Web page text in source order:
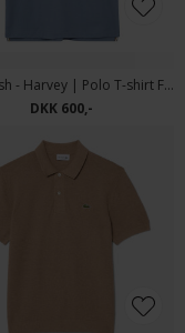
Mos Mosh - Harvey | Polo T-shirt Flint Stone
DKK 600,-